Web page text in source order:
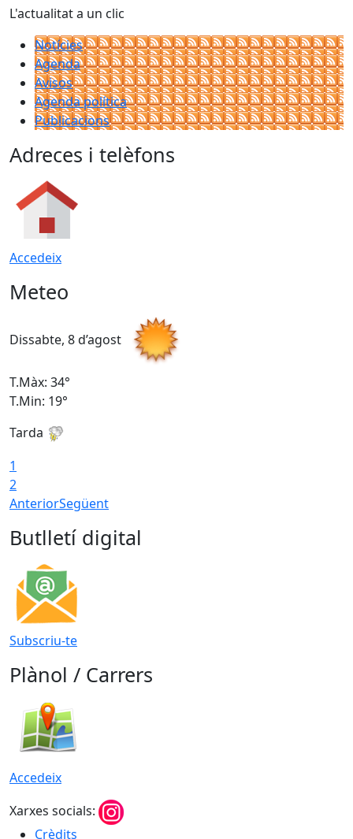
L'actualitat a un clic
Notícies
Agenda
Avisos
Agenda política
Publicacions
Adreces i telèfons
Accedeix
Meteo
Dissabte, 8 d’agost
T.Màx: 34°
T.Min: 19°
Tarda
1
2
AnteriorSegüent
Butlletí digital
Subscriu-te
Plànol / Carrers
Accedeix
Xarxes socials:
Crèdits